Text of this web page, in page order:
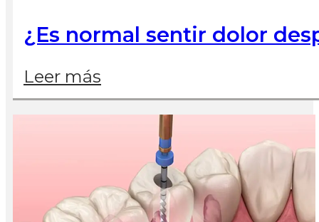
¿Es normal sentir dolor
Leer más